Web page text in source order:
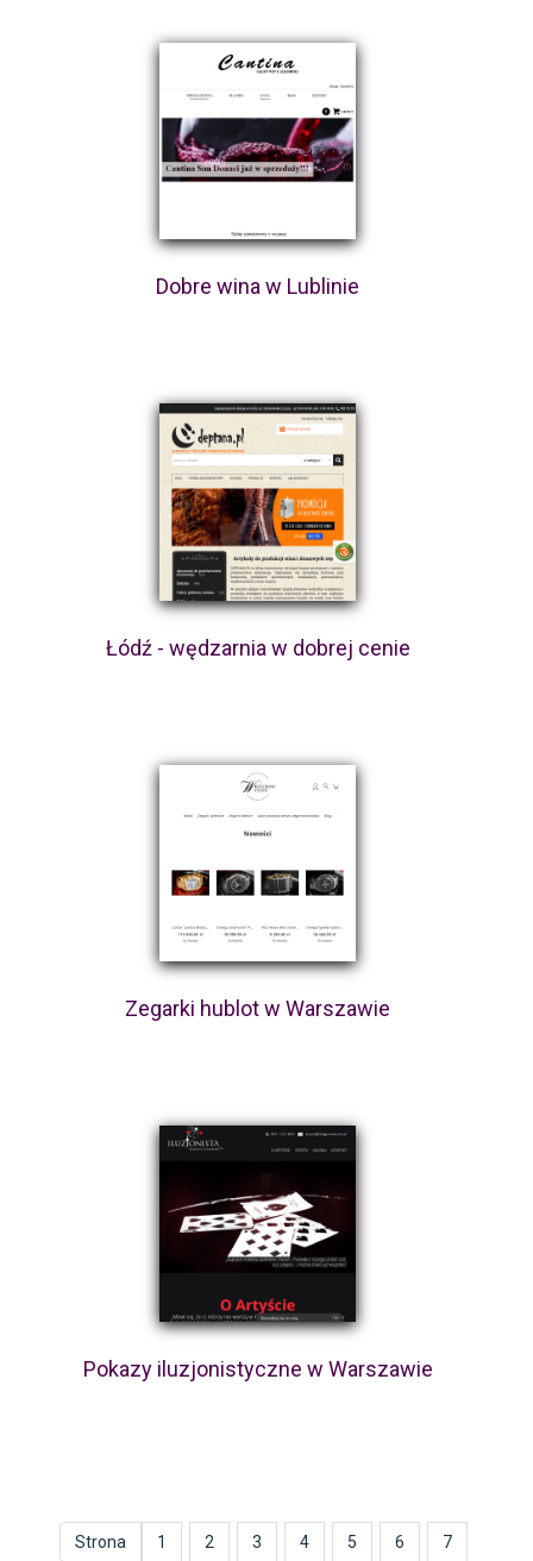
Dobre wina w Lublinie
Łódź - wędzarnia w dobrej cenie
Zegarki hublot w Warszawie
Pokazy iluzjonistyczne w Warszawie
Strona 1 2 3 4 5 6 7